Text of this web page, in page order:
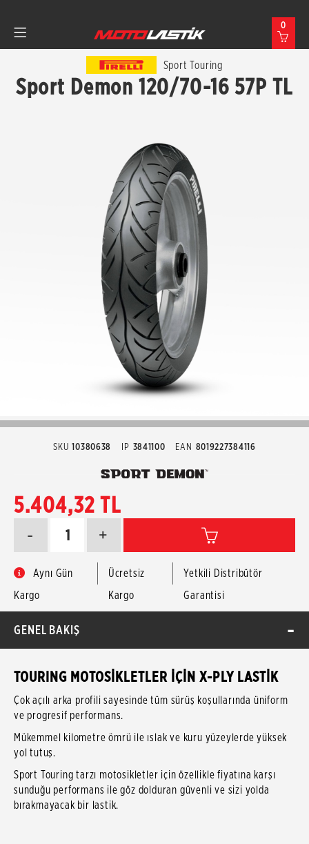
0
Sport Touring
Sport Demon 120/70-16 57P TL
SKU 10380638 IP 3841100 EAN 8019227384116
5.404,32 TL
+
-
Aynı Gün
Kargo
Ücretsiz
Kargo
Yetkili Distribütör
Garantisi
GENEL BAKIŞ
TOURING MOTOSİKLETLER İÇİN X-PLY LASTİK
Çok açılı arka profili sayesinde tüm sürüş koşullarında üniform
ve progresif performans.
Mükemmel kilometre ömrü ile ıslak ve kuru yüzeylerde yüksek
yol tutuş.
Sport Touring tarzı motosikletler için özellikle fiyatına karşı
sunduğu performans ile göz dolduran güvenli ve sizi yolda
bırakmayacak bir lastik.